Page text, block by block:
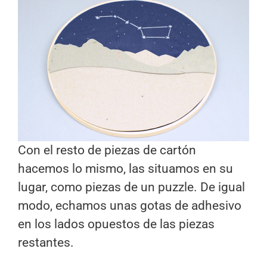
Con el resto de piezas de cartón
hacemos lo mismo, las situamos en su
lugar, como piezas de un puzzle. De igual
modo, echamos unas gotas de adhesivo
en los lados opuestos de las piezas
restantes.